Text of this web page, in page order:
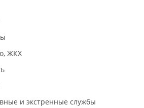
ЖКХ
и экстренные службы